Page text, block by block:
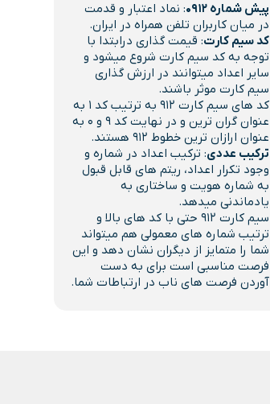
پیش شماره 0912
: نماد اعتبار و قدمت
در میان کاربران تلفن همراه در ایران.
کد سیم کارت: قیمت گذاری درابتدا با
توجه به کد سیم کارت شروع میشود و
سایر اعداد میتوانند در ارزش گذاری
سیم کارت موثر باشند.
کد های سیم کارت 912 به ترتیب کد 1 به
عنوان گران ترین و در نهایت کد 9 و 0 به
عنوان ارازان ترین خطوط 912 هستند.
ترکیب عددی: ترکیب اعداد در شماره و
وجود تکرار اعداد، ریتم های قابل قبول
به شماره هویت و ساختاری به
یادماندنی میدهد.
سیم کارت 912 حتی با کد های بالا و
ترتیب شماره های معمولی هم میتواند
شما را متمایز از دیگران نشان دهد و این
فرصت مناسبی است برای به دست
آوردن فرصت های ناب در ارتباطات شما.